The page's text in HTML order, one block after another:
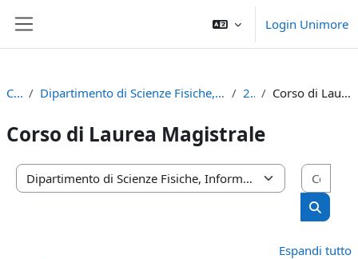
Login Unimore
Corsi Dipartimento di Scienze Fisiche, Informatiche e Matematiche 2023 Corso di Laurea Magistrale
Corso di Laurea Magistrale
Categorie di corso
Cerca
Espandi tutto